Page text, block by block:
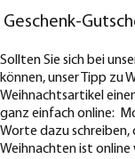
Geschenk-
Sollten Sie sich bei
können, unser Tipp zu
Weihnachtsartikel
ganz einfach online:
Worte dazu schreiben,
Weihnachten ist online